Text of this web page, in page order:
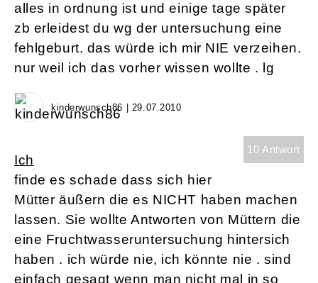
alles in ordnung ist und einige tage später
zb erleidest du wg der untersuchung eine
fehlgeburt. das würde ich mir NIE verzeihen.
nur weil ich das vorher wissen wollte . lg
kinderwunsch86 | 29.07.2010
10 Antwort
Ich
finde es schade dass sich hier
Mütter äußern die es NICHT haben machen
lassen. Sie wollte Antworten von Müttern die
eine Fruchtwasseruntersuchung hintersich
haben . ich würde nie, ich könnte nie . sind
einfach gesagt wenn man nicht mal in so